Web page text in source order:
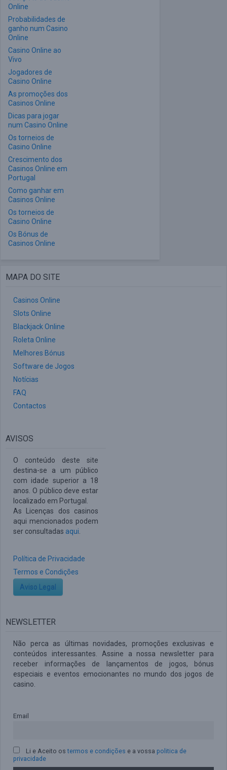
Online
Probabilidades de
ganho num Casino
Online
Casino Online ao
Vivo
Jogadores de
Casino Online
As promoções dos
Casinos Online
Dicas para jogar
num Casino Online
Os torneios de
Casino Online
Crescimento dos
Casinos Online em
Portugal
Como ganhar em
Casinos Online
Os torneios de
Casino Online
Os Bónus de
Casinos Online
MAPA DO SITE
Casinos Online
Slots Online
Blackjack Online
Roleta Online
Melhores Bónus
Software de Jogos
Notícias
FAQ
Contactos
AVISOS
O conteúdo deste site
destina-se a um público
com idade superior a 18
anos. O público deve estar
localizado em Portugal.
As Licenças dos casinos
aqui mencionados podem
ser consultadas aqui
Política de Privacidade
Termos e Condições
Aviso Legal
NEWSLETTER
Não perca as últimas novidades, promoções exclusivas e
conteúdos interessantes. Assine a nossa newsletter para
receber informações de lançamentos de jogos, bónus
especiais e eventos emocionantes no mundo dos jogos de
casino.
Email
Li e Aceito ostermos e condições e a vossa politica de
privacidade